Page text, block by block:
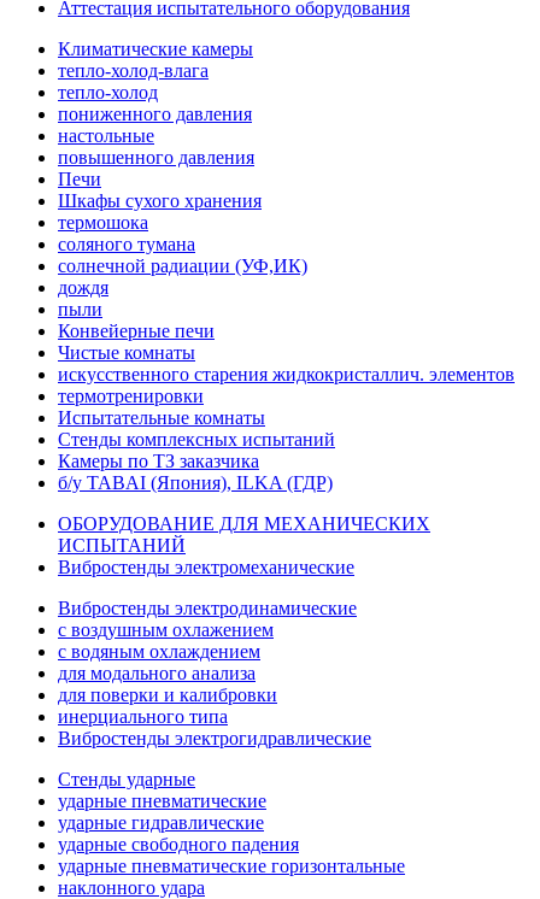
Аттестация испытательного оборудования
Климатические камеры
тепло-холод-влага
тепло-холод
пониженного давления
настольные
повышенного давления
Печи
Шкафы сухого хранения
термошока
соляного тумана
солнечной радиации (УФ,ИК)
дождя
пыли
Конвейерные печи
Чистые комнаты
искусственного старения жидкокристаллич. элементов
термотренировки
Испытательные комнаты
Стенды комплексных испытаний
Камеры по ТЗ заказчика
б/у TABAI (Япония), ILKA (ГДР)
ОБОРУДОВАНИЕ ДЛЯ МЕХАНИЧЕСКИХ
ИСПЫТАНИЙ
Вибростенды электромеханические
Вибростенды электродинамические
с воздушным охлажением
с водяным охлаждением
для модального анализа
для поверки и калибровки
инерциального типа
Вибростенды электрогидравлические
Стенды ударные
ударные пневматические
ударные гидравлические
ударные свободного падения
ударные пневматические горизонтальные
наклонного удара